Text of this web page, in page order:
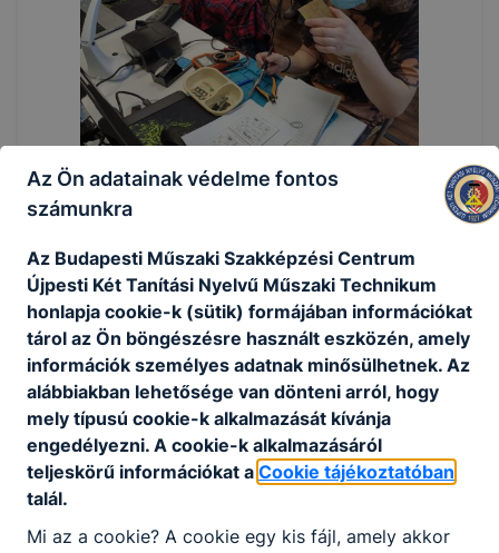
Az Ön adatainak védelme fontos
számunkra
Az Budapesti Műszaki Szakképzési Centrum
Újpesti Két Tanítási Nyelvű Műszaki Technikum
honlapja cookie-k (sütik) formájában információkat
tárol az Ön böngészésre használt eszközén, amely
információk személyes adatnak minősülhetnek. Az
alábbiakban lehetősége van dönteni arról, hogy
mely típusú cookie-k alkalmazását kívánja
engedélyezni. A cookie-k alkalmazásáról
teljeskörű információkat a Cookie tájékoztatóban
talál.
Mi az a cookie? A cookie egy kis fájl, amely akkor